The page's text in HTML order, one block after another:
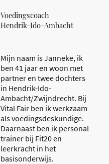
Voedingscoach
Hendrik-Ido-Ambacht
Mijn naam is Janneke, ik
ben 41 jaar en woon met
partner en twee dochters
in Hendrik-Ido-
Ambacht/Zwijndrecht. Bij
Vital Fair ben ik werkzaam
als voedingsdeskundige.
Daarnaast ben ik personal
trainer bij Fit20 en
leerkracht in het
basisonderwijs.